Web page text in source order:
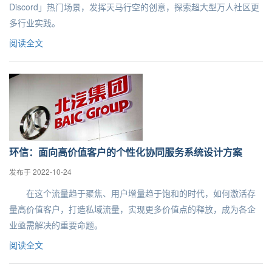
Discord」热门场景，发挥天马行空的创意，探索超大型万人社区更
多行业实践。
阅读全文
环信：面向高价值客户的个性化协同服务系统设计方案
发布于 2022-10-24
在这个流量趋于聚焦、用户增量趋于饱和的时代，如何激活存
量高价值客户，打造私域流量，实现更多价值点的释放，成为各企
业亟需解决的重要命题。
阅读全文